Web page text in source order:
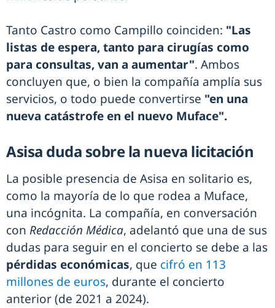
Tanto Castro como Campillo coinciden: "Las
listas de espera, tanto para cirugías como
para consultas, van a aumentar". Ambos
concluyen que, o bien la compañía amplía sus
servicios, o todo puede convertirse "en una
nueva catástrofe en el nuevo Muface".
Asisa duda sobre la nueva licitación
La posible presencia de Asisa en solitario es,
como la mayoría de lo que rodea a Muface,
una incógnita. La compañía, en conversación
con Redacción Médica, adelantó que una de sus
dudas para seguir en el concierto se debe a las
pérdidas económicas, que cifró en 113
millones de euros, durante el concierto
anterior (de 2021 a 2024).